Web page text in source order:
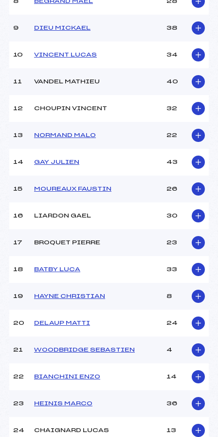
8 BEGRAND MAEL 28
9 DIEU MICKAEL 38
10 VINCENT LUCAS 34
11 VANDEL MATHIEU 40
12 CHOUPIN VINCENT 32
13 NORMAND MALO 22
14 GAY JULIEN 43
15 MOUREAUX FAUSTIN 26
16 LIARDON GAEL 30
17 BROQUET PIERRE 23
18 BATBY LUCA 33
19 HAYNE CHRISTIAN 8
20 DELAUP MATTI 24
21 WOODBRIDGE SEBASTIEN 4
22 BIANCHINI ENZO 14
23 HEINIS MARCO 36
24 CHAIGNARD LUCAS 13